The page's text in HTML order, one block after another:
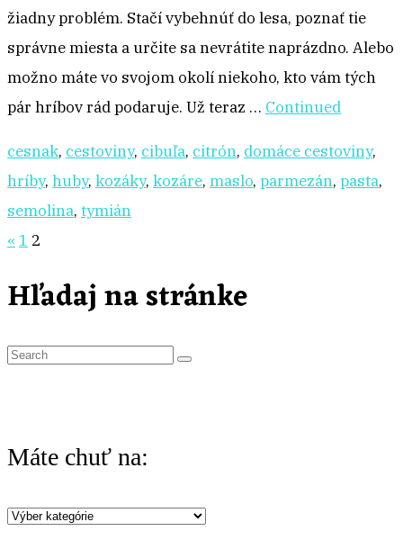
žiadny problém. Stačí vybehnúť do lesa, poznať tie
správne miesta a určite sa nevrátite naprázdno. Alebo
možno máte vo svojom okolí niekoho, kto vám tých
pár hríbov rád podaruje. Už teraz … Continued
cesnak, cestoviny, cibuľa, citrón, domáce cestoviny,
hríby, huby, kozáky, kozáre, maslo, parmezán, pasta,
semolina, tymián
Stránkovanie
príspevkov
« 1 2
Hľadaj na stránke
S
c
f
Máte chuť na:
Máte